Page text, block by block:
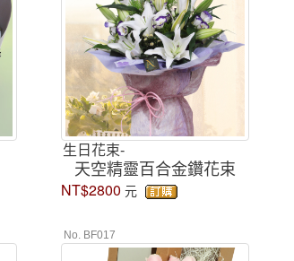
生日花束-
天空精靈百合金鑽花束
NT$2800 元
No. BF017